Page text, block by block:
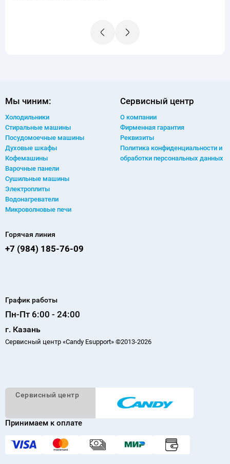
Мы чиним:
Холодильники
Стиральные машины
Посудомоечные машины
Духовые шкафы
Кофемашины
Варочные панели
Сушильные машины
Электроплиты
Водонагреватели
Микроволновые печи
Сервисный центр
О компании
Фирменная гарантия
Реквизиты
Политика конфиденциальности и
обработки персональных данных
Горячая линия
+7 (984) 185-76-09
График работы
Пн-Пт 6:00 - 24:00
г. Казань
Сервисный центр «Candy Esupport» ©2013-2026
Cервисный центр
Принимаем к оплате